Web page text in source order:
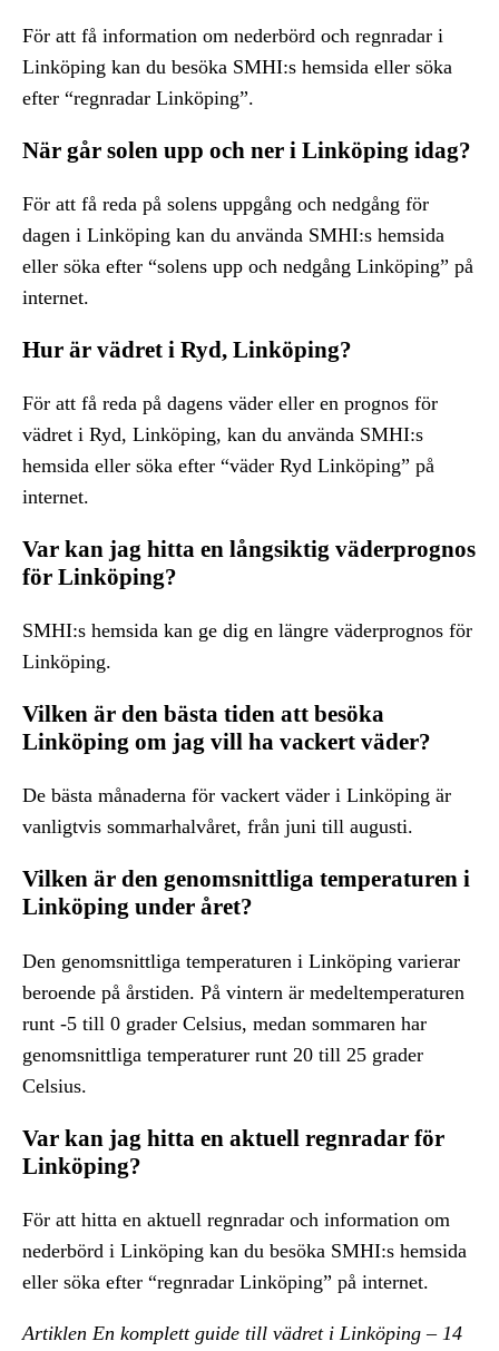
För att få information om nederbörd och regnradar i
Linköping kan du besöka SMHI:s hemsida eller söka
efter “regnradar Linköping”.
När går solen upp och ner i Linköping idag?
För att få reda på solens uppgång och nedgång för
dagen i Linköping kan du använda SMHI:s hemsida
eller söka efter “solens upp och nedgång Linköping” på
internet.
Hur är vädret i Ryd, Linköping?
För att få reda på dagens väder eller en prognos för
vädret i Ryd, Linköping, kan du använda SMHI:s
hemsida eller söka efter “väder Ryd Linköping” på
internet.
Var kan jag hitta en långsiktig väderprognos
för Linköping?
SMHI:s hemsida kan ge dig en längre väderprognos för
Linköping.
Vilken är den bästa tiden att besöka
Linköping om jag vill ha vackert väder?
De bästa månaderna för vackert väder i Linköping är
vanligtvis sommarhalvåret, från juni till augusti.
Vilken är den genomsnittliga temperaturen i
Linköping under året?
Den genomsnittliga temperaturen i Linköping varierar
beroende på årstiden. På vintern är medeltemperaturen
runt -5 till 0 grader Celsius, medan sommaren har
genomsnittliga temperaturer runt 20 till 25 grader
Celsius.
Var kan jag hitta en aktuell regnradar för
Linköping?
För att hitta en aktuell regnradar och information om
nederbörd i Linköping kan du besöka SMHI:s hemsida
eller söka efter “regnradar Linköping” på internet.
Artiklen En komplett guide till vädret i Linköping – 14